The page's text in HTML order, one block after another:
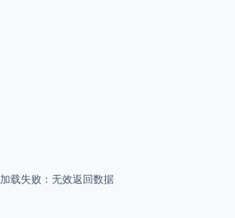
加载失败：无效返回数据